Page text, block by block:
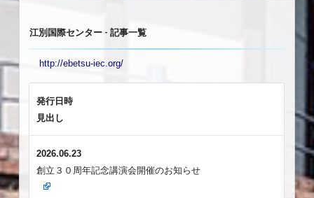
江別国際センター - 記事一覧
http://ebetsu-iec.org/
発行日時
見出し
2026.06.23
創立３０周年記念講演会開催のお知らせ